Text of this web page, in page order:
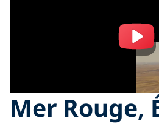
Mer Rouge,